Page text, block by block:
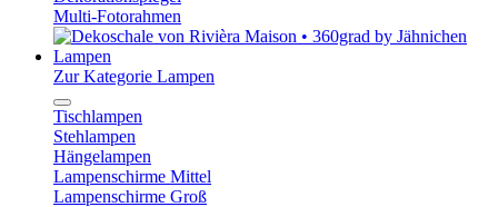
Multi-Fotorahmen
Lampen
Zur Kategorie Lampen
Tischlampen
Stehlampen
Hängelampen
Lampenschirme Mittel
Lampenschirme Groß